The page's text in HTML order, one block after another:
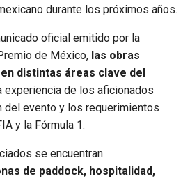
durante los próximos años.
oficial emitido por la
de México, las obras
distintas áreas clave del
experiencia de los aficionados
del evento y los requerimientos
y la Fórmula 1.
se encuentran
de paddock, hospitalidad,